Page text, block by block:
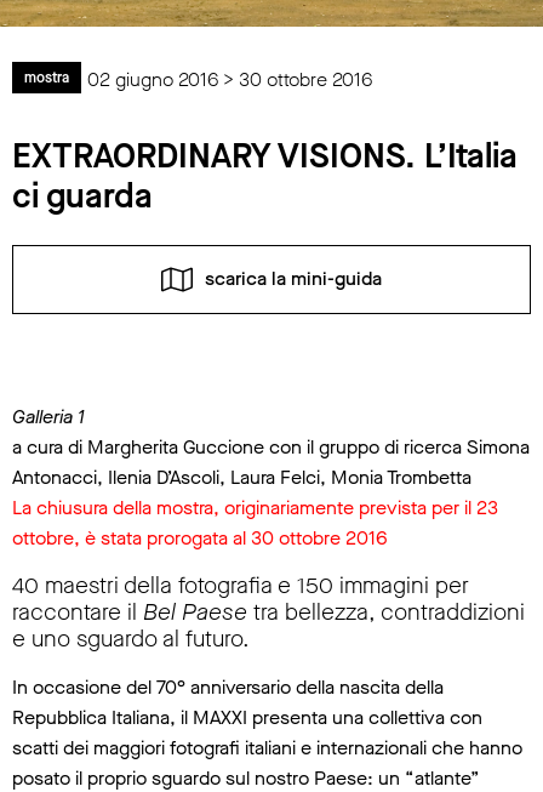
mostra 02 giugno 2016 > 30 ottobre 2016
EXTRAORDINARY VISIONS. L’Italia
ci guarda
scarica la mini-guida
Galleria 1
a cura di Margherita Guccione con il gruppo di ricerca Simona
Antonacci, Ilenia D’Ascoli, Laura Felci, Monia Trombetta
La chiusura della mostra, originariamente prevista per il 23
ottobre, è stata prorogata al 30 ottobre 2016
40 maestri della fotografia e 150 immagini per
raccontare il Bel Paese tra bellezza, contraddizioni
e uno sguardo al futuro.
In occasione del 70° anniversario della nascita della
Repubblica Italiana, il MAXXI presenta una collettiva con
scatti dei maggiori fotografi italiani e internazionali che hanno
posato il proprio sguardo sul nostro Paese: un “atlante”